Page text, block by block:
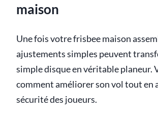
maison
Une fois votre frisbee maison
ajustements simples peuvent
simple disque en véritable planeur.
comment améliorer son vol tout en
sécurité des joueurs.